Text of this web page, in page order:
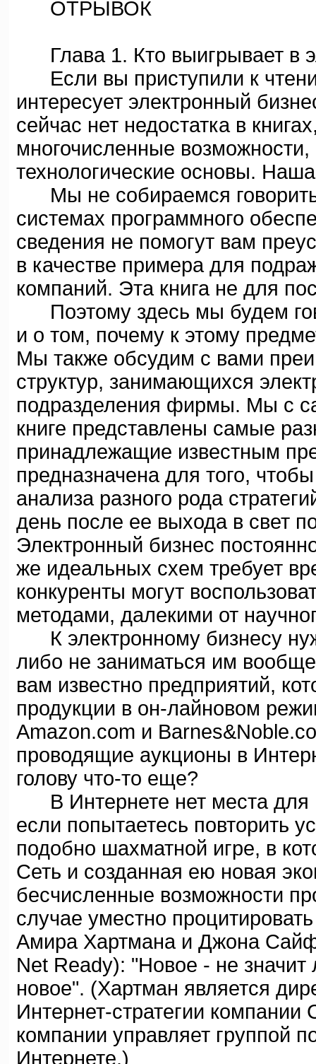
ОТРЫВОК
Глава 1. Кто выигрывает в
Если вы приступили к
интересует электронный
сейчас нет недостатка в
многочисленные
технологические основы.
Мы не собираемся говорить
системах программного
сведения не помогут вам
в качестве примера для
компаний. Эта книга не для
Поэтому здесь мы будем
и о том, почему к этому
Мы также обсудим с вами
структур, занимающихся
подразделения фирмы. Мы с
книге представлены самые
принадлежащие известным
предназначена для того,
анализа разного рода
день после ее выхода в свет
Электронный бизнес
же идеальных схем требует
конкуренты могут
методами, далекими от
К электронному бизнесу
либо не заниматься им
вам известно предприятий,
продукции в он-лайновом
Amazon.com и
проводящие аукционы в
голову что-то еще?
В Интернете нет места для
если попытаетесь повторить
подобно шахматной игре, в
Сеть и созданная ею новая
бесчисленные возможности
случае уместно
Амира Хартмана и Джона
Net Ready): "Новое - не
новое". (Хартман является
Интернет-стратегии
компании управляет группой
Интернете.)